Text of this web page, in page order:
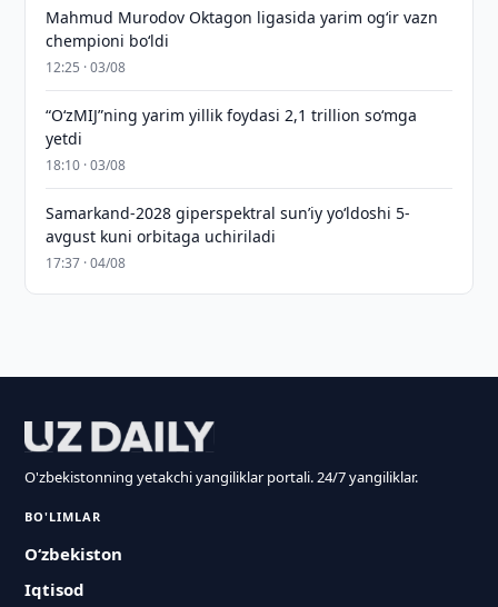
Mahmud Murodov Oktagon ligasida yarim og‘ir vazn
chempioni bo‘ldi
12:25 · 03/08
“O‘zMIJ”ning yarim yillik foydasi 2,1 trillion so‘mga
yetdi
18:10 · 03/08
Samarkand-2028 giperspektral sun’iy yo‘ldoshi 5-
avgust kuni orbitaga uchiriladi
17:37 · 04/08
O'zbekistonning yetakchi yangiliklar portali. 24/7 yangiliklar.
BO'LIMLAR
O‘zbekiston
Iqtisod